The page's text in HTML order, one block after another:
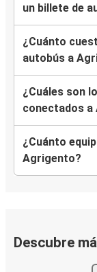
un billete de
¿Cuánto
autobús a
¿Cuáles son
conectados a
¿Cuánto
Agrigento?
Descubre